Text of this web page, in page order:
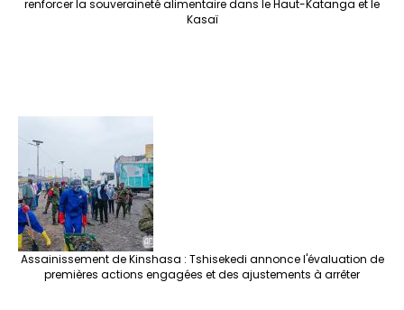
renforcer la souveraineté alimentaire dans le Haut-Katanga et le
Kasaï
Assainissement de Kinshasa : Tshisekedi annonce l'évaluation de
premières actions engagées et des ajustements à arrêter